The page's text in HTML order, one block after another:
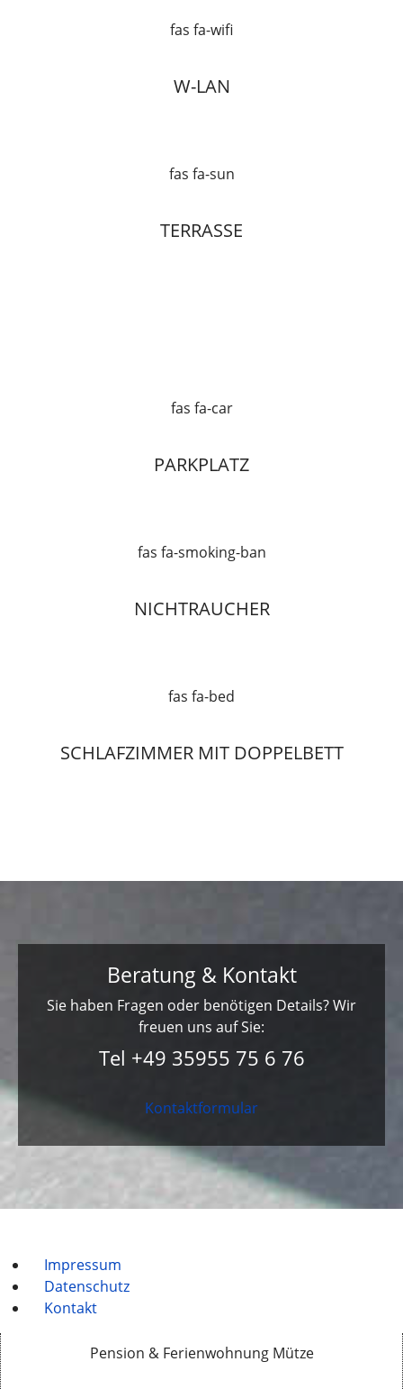
fas fa-wifi
W-LAN
fas fa-sun
TERRASSE
fas fa-car
PARKPLATZ
fas fa-smoking-ban
NICHTRAUCHER
fas fa-bed
SCHLAFZIMMER MIT DOPPELBETT
Beratung & Kontakt
Sie haben Fragen oder benötigen Details? Wir
freuen uns auf Sie:
Tel +49 35955 75 6 76
Kontaktformular
Impressum
Datenschutz
Kontakt
Pension & Ferienwohnung Mütze